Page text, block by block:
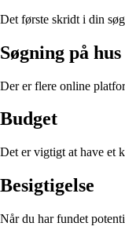
Det første skridt i din
Søgning på
Der er flere online
Budget
Det er vigtigt at have et
Besigtigelse
Når du har fundet